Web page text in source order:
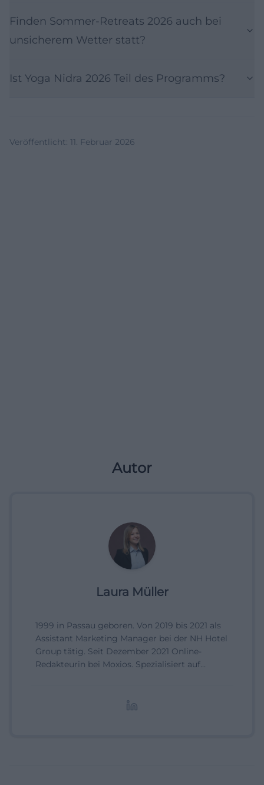
Finden Sommer‑Retreats 2026 auch bei
unsicherem Wetter statt?
Ist Yoga Nidra 2026 Teil des Programms?
Veröffentlicht: 11. Februar 2026
Autor
Laura Müller
1999 in Passau geboren. Von 2019 bis 2021 als
Assistant Marketing Manager bei der NH Hotel
Group tätig. Seit Dezember 2021 Online-
Redakteurin bei Moxios. Spezialisiert auf